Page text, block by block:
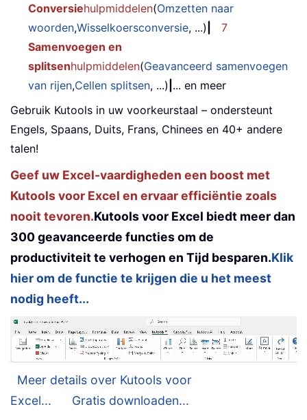
Conversiehulpmiddelen(Omzetten naar
woorden,Wisselkoersconversie, ...)
7
Samenvoegen en
splitsenhulpmiddelen(Geavanceerd samenvoegen
van rijen,Cellen splitsen, ...) ... en meer
Gebruik Kutools in uw voorkeurstaal – ondersteunt
Engels, Spaans, Duits, Frans, Chinees en 40+ andere
talen!
Geef uw Excel-vaardigheden een boost met
Kutools voor Excel en ervaar efficiëntie zoals
nooit tevoren.Kutools voor Excel biedt meer dan
300 geavanceerde functies om de
productiviteit te verhogen en Tijd besparen.Klik
hier om de functie te krijgen die u het meest
nodig heeft...
Meer details over Kutools voor
Excel...
Gratis downloaden...